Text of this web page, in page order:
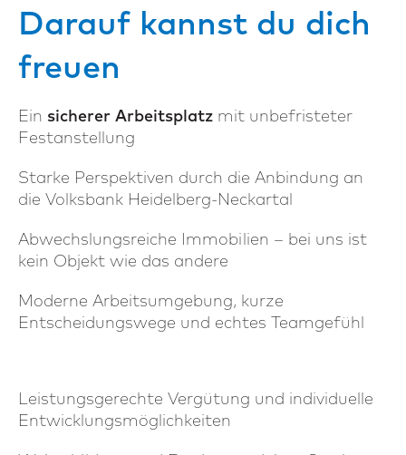
Darauf kannst du dich
freuen
Ein sicherer Arbeitsplatz mit unbefristeter
Festanstellung
Starke Perspektiven durch die Anbindung an
die Volksbank Heidelberg-Neckartal
Abwechslungsreiche Immobilien – bei uns ist
kein Objekt wie das andere
Moderne Arbeitsumgebung, kurze
Entscheidungswege und echtes Teamgefühl
Leistungsgerechte Vergütung und individuelle
Entwicklungsmöglichkeiten